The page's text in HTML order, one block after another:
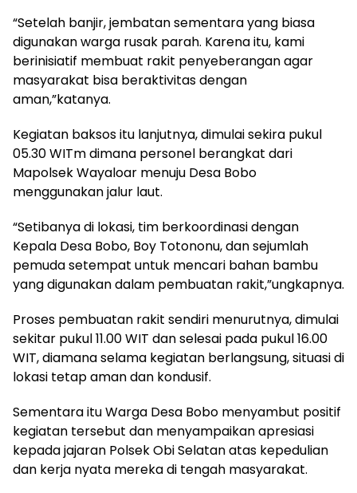
“Setelah banjir, jembatan sementara yang biasa
digunakan warga rusak parah. Karena itu, kami
berinisiatif membuat rakit penyeberangan agar
masyarakat bisa beraktivitas dengan
aman,”katanya.
Kegiatan baksos itu lanjutnya, dimulai sekira pukul
05.30 WITm dimana personel berangkat dari
Mapolsek Wayaloar menuju Desa Bobo
menggunakan jalur laut.
“Setibanya di lokasi, tim berkoordinasi dengan
Kepala Desa Bobo, Boy Totononu, dan sejumlah
pemuda setempat untuk mencari bahan bambu
yang digunakan dalam pembuatan rakit,”ungkapnya.
Proses pembuatan rakit sendiri menurutnya, dimulai
sekitar pukul 11.00 WIT dan selesai pada pukul 16.00
WIT, diamana selama kegiatan berlangsung, situasi di
lokasi tetap aman dan kondusif.
Sementara itu Warga Desa Bobo menyambut positif
kegiatan tersebut dan menyampaikan apresiasi
kepada jajaran Polsek Obi Selatan atas kepedulian
dan kerja nyata mereka di tengah masyarakat.